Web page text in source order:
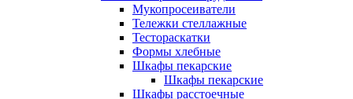
Мукопросеиватели
Тележки стеллажные
Тестораскатки
Формы хлебные
Шкафы пекарские
Шкафы пекарские
Шкафы расстоечные